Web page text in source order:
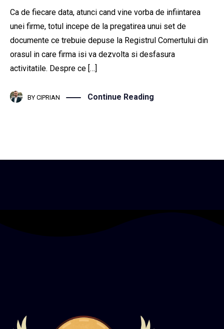
Ca de fiecare data, atunci cand vine vorba de infiintarea
unei firme, totul incepe de la pregatirea unui set de
documente ce trebuie depuse la Registrul Comertului din
orasul in care firma isi va dezvolta si desfasura
activitatile. Despre ce […]
BY CIPRIAN Continue Reading